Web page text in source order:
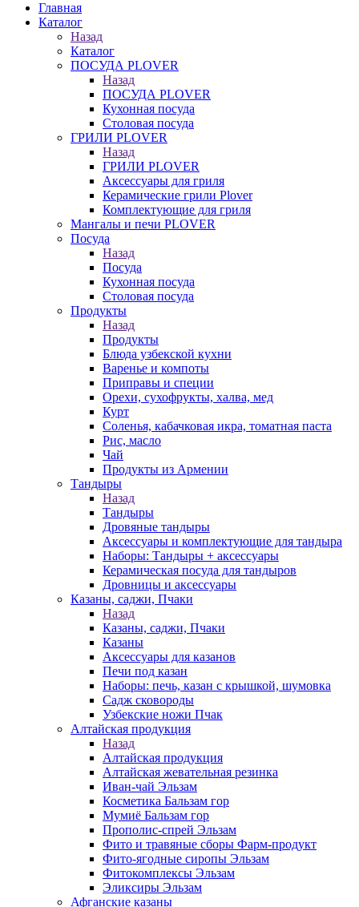
Главная
Каталог
Назад
Каталог
ПОСУДА PLOVER
Назад
ПОСУДА PLOVER
Кухонная посуда
Столовая посуда
ГРИЛИ PLOVER
Назад
ГРИЛИ PLOVER
Аксессуары для гриля
Керамические грили Plover
Комплектующие для гриля
Мангалы и печи PLOVER
Посуда
Назад
Посуда
Кухонная посуда
Столовая посуда
Продукты
Назад
Продукты
Блюда узбекской кухни
Варенье и компоты
Приправы и специи
Орехи, сухофрукты, халва, мед
Курт
Соленья, кабачковая икра, томатная паста
Рис, масло
Чай
Продукты из Армении
Тандыры
Назад
Тандыры
Дровяные тандыры
Аксессуары и комплектующие для тандыра
Наборы: Тандыры + аксессуары
Керамическая посуда для тандыров
Дровницы и аксессуары
Казаны, саджи, Пчаки
Назад
Казаны, саджи, Пчаки
Казаны
Аксессуары для казанов
Печи под казан
Наборы: печь, казан с крышкой, шумовка
Садж сковороды
Узбекские ножи Пчак
Алтайская продукция
Назад
Алтайская продукция
Алтайская жевательная резинка
Иван-чай Эльзам
Косметика Бальзам гор
Мумиё Бальзам гор
Прополис-спрей Эльзам
Фито и травяные сборы Фарм-продукт
Фито-ягодные сиропы Эльзам
Фитокомплексы Эльзам
Эликсиры Эльзам
Афганские казаны